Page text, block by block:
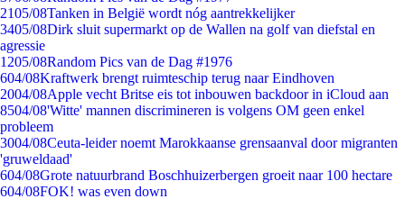
2105/08Tanken in België wordt nóg aantrekkelijker
3405/08Dirk sluit supermarkt op de Wallen na golf van diefstal en
agressie
1205/08Random Pics van de Dag #1976
604/08Kraftwerk brengt ruimteschip terug naar Eindhoven
2004/08Apple vecht Britse eis tot inbouwen backdoor in iCloud aan
8504/08'Witte' mannen discrimineren is volgens OM geen enkel
probleem
3004/08Ceuta-leider noemt Marokkaanse grensaanval door migranten
'gruweldaad'
604/08Grote natuurbrand Boschhuizerbergen groeit naar 100 hectare
604/08FOK! was even down